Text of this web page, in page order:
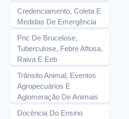
Credenciamento, Coleta E
Medidas De Emergência
Pnc De Brucelose,
Tuberculose, Febre Aftosa,
Raiva E Eeb
Trânsito Animal, Eventos
Agropecuários E
Aglomeração De Animais
Docência Do Ensino